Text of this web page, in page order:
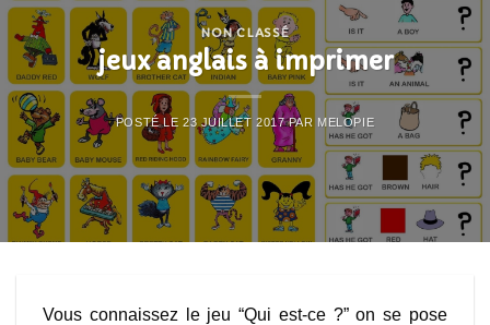
NON CLASSÉ
jeux anglais à imprimer
POSTÉ LE 23 JUILLET 2017PAR MELOPIE
Vous connaissez le jeu “Qui est-ce ?” on se pose